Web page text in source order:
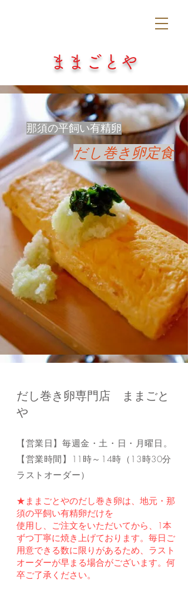
​ままごとや
​那須の平飼い有精卵
​だし巻き卵定食
だし巻き卵専門店 ままごと
や
【営業日】毎週金・土・日・月曜日。
【営業時間】11 時～14時（13時30分
ラストオーダー）
★ままごとやのだし巻き卵は、地元・那
須の平飼い有精卵だけを
使用し、ご注文をいただいてから、1本
ずつ丁寧に焼き上げております。毎日ご
用意できる数に限りがあるため、ラスト
オーダーが早まる場合がございます。何
卒ご了承ください。